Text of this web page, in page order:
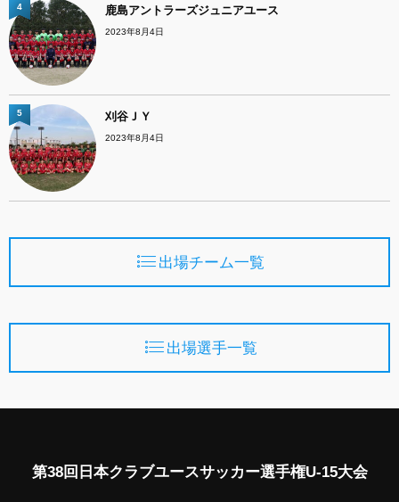
鹿島アントラーズジュニアユース
2023年8月4日
4
刈谷ＪＹ
2023年8月4日
5
出場チーム一覧
出場選手一覧
第38回日本クラブユースサッカー選手権U-15大会